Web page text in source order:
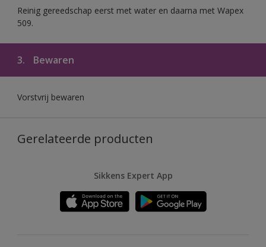
Reinig gereedschap eerst met water en daarna met Wapex
509.
3. Bewaren
Vorstvrij bewaren
Gerelateerde producten
Sikkens Expert App